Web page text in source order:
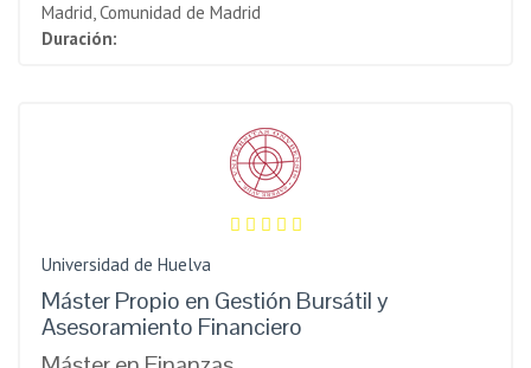
Madrid, Comunidad de Madrid
Duración:
Universidad de Huelva
Máster Propio en Gestión Bursátil y
Asesoramiento Financiero